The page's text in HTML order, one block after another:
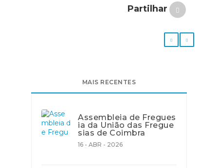
Partilhar
MAIS RECENTES
Assembleia de Fregues
ia da União das Fregue
sias de Coimbra
16 - ABR - 2026